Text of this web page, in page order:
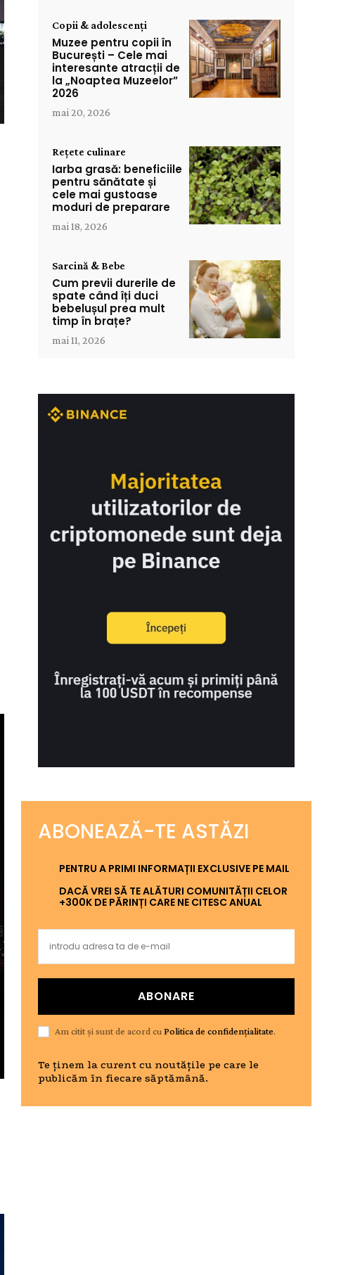
Copii & adolescenți
Muzee pentru copii în
București – Cele mai
interesante atracții de
la „Noaptea Muzeelor”
2026
mai 20, 2026
Rețete culinare
Iarba grasă: beneficiile
pentru sănătate și
cele mai gustoase
moduri de preparare
mai 18, 2026
Sarcină & Bebe
Cum previi durerile de
spate când îți duci
bebelușul prea mult
timp în brațe?
mai 11, 2026
ABONEAZĂ-TE ASTĂZI
PENTRU A PRIMI INFORMAȚII EXCLUSIVE PE MAIL
DACĂ VREI SĂ TE ALĂTURI COMUNITĂȚII CELOR
+300K DE PĂRINȚI CARE NE CITESC ANUAL
ABONARE
Am citit și sunt de acord cuPolitica de confidențialitate.
Te ținem la curent cu noutățile pe care le
publicăm în fiecare săptămână.